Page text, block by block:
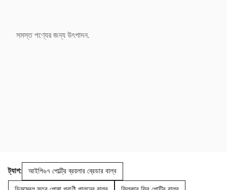
সমস্ত পণ্যের জন্য উৎপাদন.
ট্যাগ: আইপি৬৭ পোল্ট্রি ব্রয়লার ব্রেডার বাল্ব